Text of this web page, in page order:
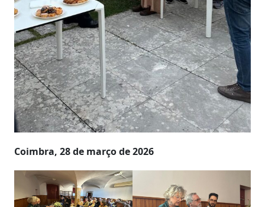
Coimbra, 28 de março de 2026